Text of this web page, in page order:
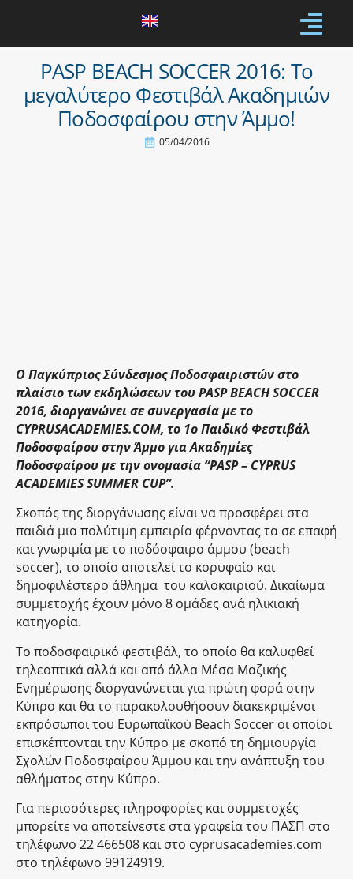
PASP BEACH SOCCER 2016: Tο
μεγαλύτερο Φεστιβάλ Ακαδημιών
Ποδοσφαίρου στην Άμμο!
05/04/2016
Ο Παγκύπριος Σύνδεσμος Ποδοσφαιριστών στο
πλαίσιο των εκδηλώσεων του PASP BEACH SOCCER
2016, διοργανώνει σε συνεργασία με το
CYPRUSACADEMIES.COM, το 1ο Παιδικό Φεστιβάλ
Ποδοσφαίρου στην Άμμο για Ακαδημίες
Ποδοσφαίρου με την ονομασία “PASP – CYPRUS
ACADEMIES SUMMER CUP”.
Σκοπός της διοργάνωσης είναι να προσφέρει στα
παιδιά μια πολύτιμη εμπειρία φέρνοντας τα σε επαφή
και γνωριμία με το ποδόσφαιρο άμμου (beach
soccer), το οποίο αποτελεί το κορυφαίο και
δημοφιλέστερο άθλημα του καλοκαιριού. Δικαίωμα
συμμετοχής έχουν μόνο 8 ομάδες ανά ηλικιακή
κατηγορία.
To ποδοσφαιρικό φεστιβάλ, το οποίο θα καλυφθεί
τηλεοπτικά αλλά και από άλλα Μέσα Μαζικής
Ενημέρωσης διοργανώνεται για πρώτη φορά στην
Κύπρο και θα το παρακολουθήσουν διακεκριμένοι
εκπρόσωποι του Ευρωπαϊκού Beach Soccer οι οποίοι
επισκέπτονται την Κύπρο με σκοπό τη δημιουργία
Σχολών Ποδοσφαίρου Άμμου και την ανάπτυξη του
αθλήματος στην Κύπρο.
Για περισσότερες πληροφορίες και συμμετοχές
μπορείτε να αποτείνεστε στα γραφεία του ΠΑΣΠ στο
τηλέφωνο 22 466508 και στο cyprusacademies.com
στο τηλέφωνο 99124919.